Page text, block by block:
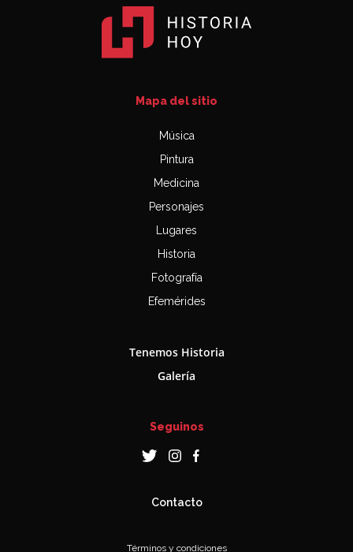
Mapa del sitio
Música
Pintura
Medicina
Personajes
Lugares
Historia
Fotografía
Efemérides
Tenemos Historia
Galería
Seguinos
Contacto
Términos y condiciones